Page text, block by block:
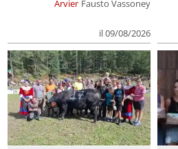
Arvier Fausto Vassoney
il 09/08/2026